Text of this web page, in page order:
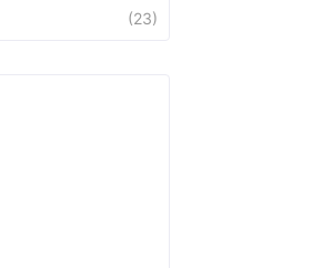
(23)